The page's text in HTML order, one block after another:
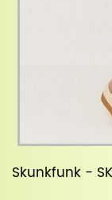
Skunkfunk -